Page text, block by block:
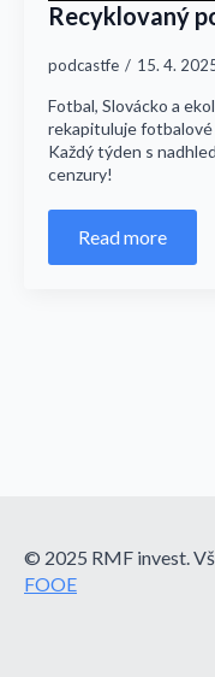
Recyklovaný
podcastfe 15. 4.
Fotbal, Slovácko a
rekapituluje fotbalové
Každý týden s
cenzury!
Read more
© 2025 RMF invest.
FOOE